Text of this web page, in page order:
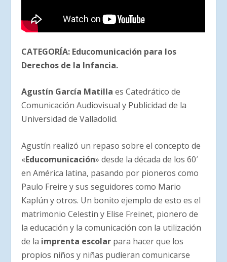
CATEGORÍA: Educomunicación para los
Derechos de la Infancia.
Agustín García Matilla es Catedrático de
Comunicación Audiovisual y Publicidad de la
Universidad de Valladolid.
Agustín realizó un repaso sobre el concepto de
«Educomunicación» desde la década de los 60′
en América latina, pasando por pioneros como
Paulo Freire y sus seguidores como Mario
Kaplún y otros. Un bonito ejemplo de esto es el
matrimonio Celestin y Elise Freinet, pionero de
la educación y la comunicación con la utilización
de la imprenta escolar para hacer que los
propios niños y niñas pudieran comunicarse